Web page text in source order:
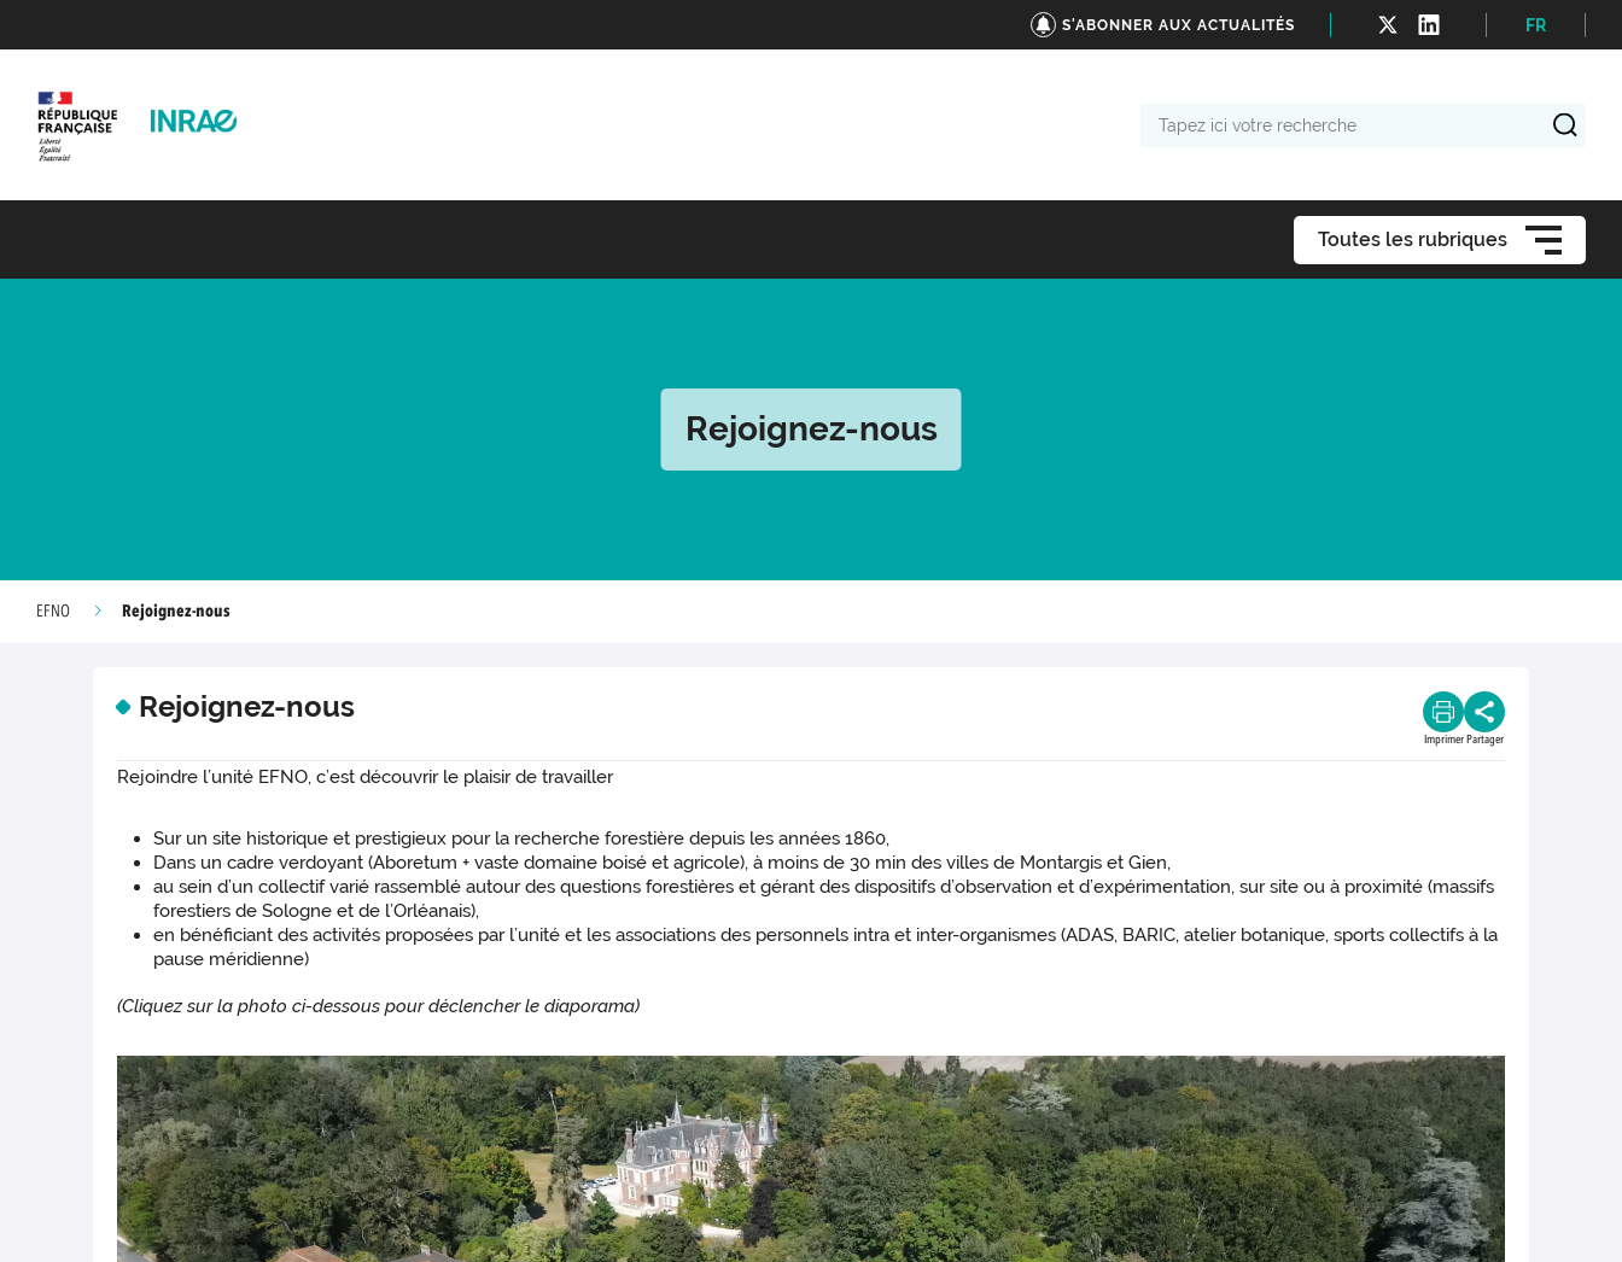
S'ABONNER AUX ACTUALITÉS FR
Toutes les rubriques
Rejoignez-nous
EFNO Rejoignez-nous
Rejoignez-nous
Imprimer Partager
Rejoindre l’unité EFNO, c’est découvrir le plaisir de travailler
Sur un site historique et prestigieux pour la recherche forestière depuis les années 1860,
Dans un cadre verdoyant (Aboretum + vaste domaine boisé et agricole), à moins de 30 min des villes de Montargis et Gien,
au sein d’un collectif varié rassemblé autour des questions forestières et gérant des dispositifs d’observation et d’expérimentation, sur site ou à proximité (massifs
forestiers de Sologne et de l’Orléanais),
en bénéficiant des activités proposées par l’unité et les associations des personnels intra et inter-organismes (ADAS, BARIC, atelier botanique, sports collectifs à la
pause méridienne)
(Cliquez sur la photo ci-dessous pour déclencher le diaporama)